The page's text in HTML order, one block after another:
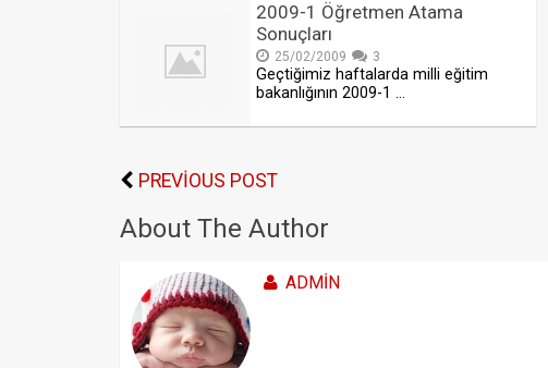
2009-1 Öğretmen Atama
Sonuçları
25/02/2009 3
Geçtiğimiz haftalarda milli eğitim
bakanlığının 2009-1 …
PREVIOUS POST
About The Author
ADMIN